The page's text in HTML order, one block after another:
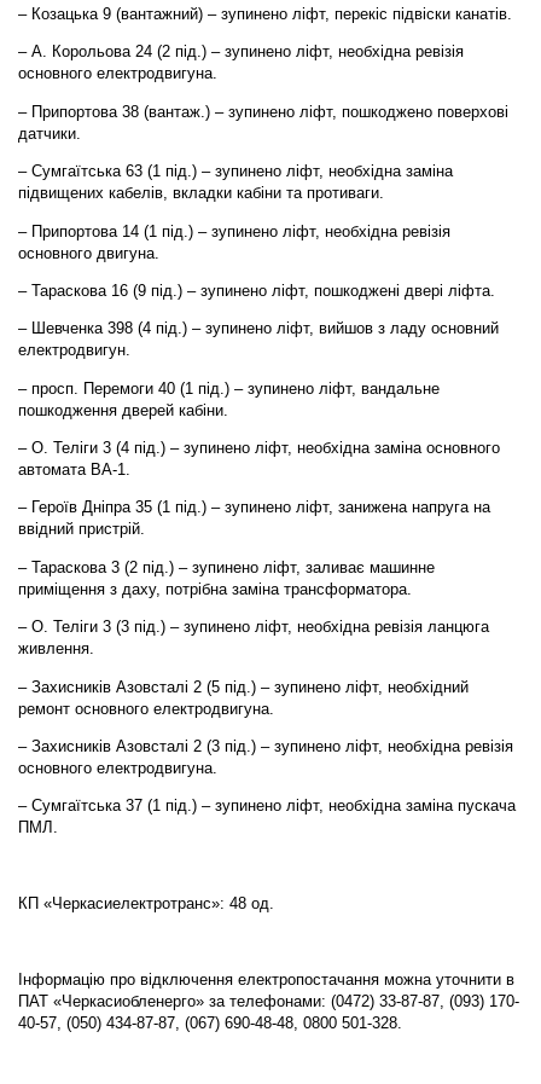
– Козацька 9 (вантажний) – зупинено ліфт, перекіс підвіски канатів.
– А. Корольова 24 (2 під.) – зупинено ліфт, необхідна ревізія
основного електродвигуна.
– Припортова 38 (вантаж.) – зупинено ліфт, пошкоджено поверхові
датчики.
– Сумгаїтська 63 (1 під.) – зупинено ліфт, необхідна заміна
підвищених кабелів, вкладки кабіни та противаги.
– Припортова 14 (1 під.) – зупинено ліфт, необхідна ревізія
основного двигуна.
– Тараскова 16 (9 під.) – зупинено ліфт, пошкоджені двері ліфта.
– Шевченка 398 (4 під.) – зупинено ліфт, вийшов з ладу основний
електродвигун.
– просп. Перемоги 40 (1 під.) – зупинено ліфт, вандальне
пошкодження дверей кабіни.
– О. Теліги 3 (4 під.) – зупинено ліфт, необхідна заміна основного
автомата ВА-1.
– Героїв Дніпра 35 (1 під.) – зупинено ліфт, занижена напруга на
ввідний пристрій.
– Тараскова 3 (2 під.) – зупинено ліфт, заливає машинне
приміщення з даху, потрібна заміна трансформатора.
– О. Теліги 3 (3 під.) – зупинено ліфт, необхідна ревізія ланцюга
живлення.
– Захисників Азовсталі 2 (5 під.) – зупинено ліфт, необхідний
ремонт основного електродвигуна.
– Захисників Азовсталі 2 (3 під.) – зупинено ліфт, необхідна ревізія
основного електродвигуна.
– Сумгаїтська 37 (1 під.) – зупинено ліфт, необхідна заміна пускача
ПМЛ.
КП «Черкасиелектротранс»: 48 од.
Інформацію про відключення електропостачання можна уточнити в
ПАТ «Черкасиобленерго» за телефонами: (0472) 33-87-87, (093) 170-
40-57, (050) 434-87-87, (067) 690-48-48, 0800 501-328.